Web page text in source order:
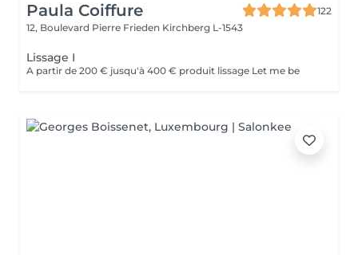
Paula Coiffure
122
12, Boulevard Pierre Frieden Kirchberg L-1543
Lissage I
A partir de 200 € jusqu'à 400 € produit lissage Let me be